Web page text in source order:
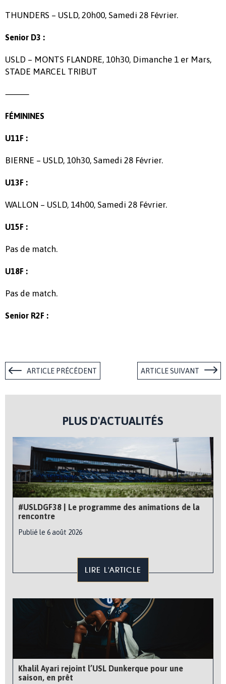
THUNDERS – USLD, 20h00, Samedi 28 Février.
Senior D3 :
USLD – MONTS FLANDRE, 10h30, Dimanche 1 er Mars,
STADE MARCEL TRIBUT
⸻
FÉMININES
U11F :
BIERNE – USLD, 10h30, Samedi 28 Février.
U13F :
WALLON – USLD, 14h00, Samedi 28 Février.
U15F :
Pas de match.
U18F :
Pas de match.
Senior R2F :
ARTICLE PRÉCÉDENT ARTICLE SUIVANT
PLUS D'ACTUALITÉS
#USLDGF38 | Le programme des animations de la
rencontre
Publié le 6 août 2026
LIRE L'ARTICLE
Khalil Ayari rejoint l’USL Dunkerque pour une
saison, en prêt